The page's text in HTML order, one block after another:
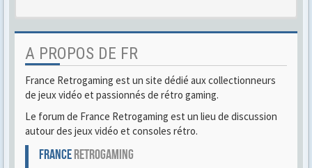
A PROPOS DE FR
France Retrogaming est un site dédié aux collectionneurs
de jeux vidéo et passionnés de rétro gaming.
Le forum de France Retrogaming est un lieu de discussion
autour des jeux vidéo et consoles rétro.
FRANCERETROGAMING